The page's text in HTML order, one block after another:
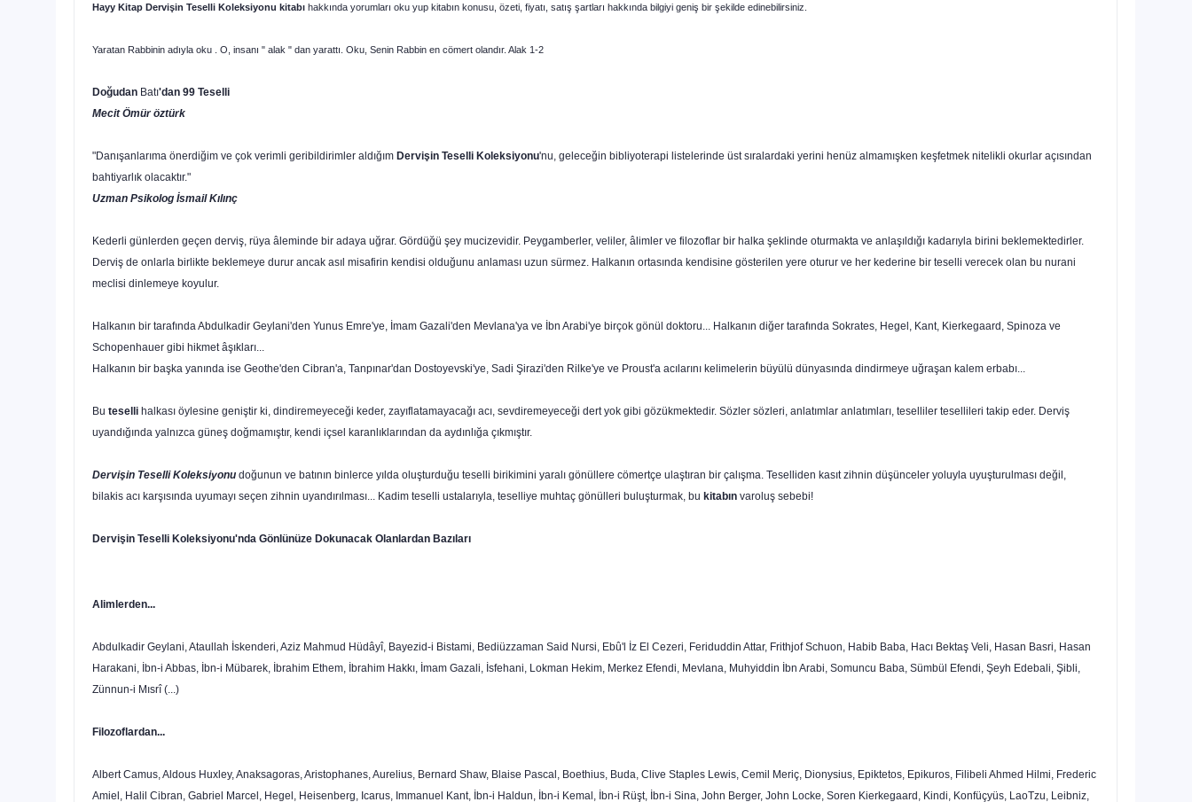
Hayy Kitap Dervişin Teselli Koleksiyonu kitabı hakkında yorumları oku yup kitabın konusu, özeti, fiyatı, satış şartları hakkında bilgiyi geniş bir şekilde edinebilirsiniz.
Yaratan Rabbinin adıyla oku . O, insanı " alak " dan yarattı. Oku, Senin Rabbin en cömert olandır. Alak 1-2
Doğudan Batı'dan 99 Teselli
Mecit Ömür öztürk
"Danışanlarıma önerdiğim ve çok verimli geribildirimler aldığım Dervişin Teselli Koleksiyonu'nu, geleceğin bibliyoterapi listelerinde üst sıralardaki yerini henüz almamışken keşfetmek nitelikli okurlar açısından
bahtiyarlık olacaktır."
Uzman Psikolog İsmail Kılınç
Kederli günlerden geçen derviş, rüya âleminde bir adaya uğrar. Gördüğü şey mucizevidir. Peygamberler, veliler, âlimler ve filozoflar bir halka şeklinde oturmakta ve anlaşıldığı kadarıyla birini beklemektedirler.
Derviş de onlarla birlikte beklemeye durur ancak asıl misafirin kendisi olduğunu anlaması uzun sürmez. Halkanın ortasında kendisine gösterilen yere oturur ve her kederine bir teselli verecek olan bu nurani
meclisi dinlemeye koyulur.
Halkanın bir tarafında Abdulkadir Geylani'den Yunus Emre'ye, İmam Gazali'den Mevlana'ya ve İbn Arabi'ye birçok gönül doktoru... Halkanın diğer tarafında Sokrates, Hegel, Kant, Kierkegaard, Spinoza ve
Schopenhauer gibi hikmet âşıkları...
Halkanın bir başka yanında ise Geothe'den Cibran'a, Tanpınar'dan Dostoyevski'ye, Sadi Şirazi'den Rilke'ye ve Proust'a acılarını kelimelerin büyülü dünyasında dindirmeye uğraşan kalem erbabı...
Bu teselli halkası öylesine geniştir ki, dindiremeyeceği keder, zayıflatamayacağı acı, sevdiremeyeceği dert yok gibi gözükmektedir. Sözler sözleri, anlatımlar anlatımları, teselliler tesellileri takip eder. Derviş
uyandığında yalnızca güneş doğmamıştır, kendi içsel karanlıklarından da aydınlığa çıkmıştır.
Dervişin Teselli Koleksiyonu doğunun ve batının binlerce yılda oluşturduğu teselli birikimini yaralı gönüllere cömertçe ulaştıran bir çalışma. Teselliden kasıt zihnin düşünceler yoluyla uyuşturulması değil,
bilakis acı karşısında uyumayı seçen zihnin uyandırılması... Kadim teselli ustalarıyla, teselliye muhtaç gönülleri buluşturmak, bu kitabın varoluş sebebi!
Dervişin Teselli Koleksiyonu'nda Gönlünüze Dokunacak Olanlardan Bazıları
Alimlerden...
Abdulkadir Geylani, Ataullah İskenderi, Aziz Mahmud Hüdâyî, Bayezid-i Bistami, Bediüzzaman Said Nursi, Ebû'l İz El Cezeri, Feriduddin Attar, Frithjof Schuon, Habib Baba, Hacı Bektaş Veli, Hasan Basri, Hasan
Harakani, İbn-i Abbas, İbn-i Mübarek, İbrahim Ethem, İbrahim Hakkı, İmam Gazali, İsfehani, Lokman Hekim, Merkez Efendi, Mevlana, Muhyiddin İbn Arabi, Somuncu Baba, Sümbül Efendi, Şeyh Edebali, Şibli,
Zünnun-i Mısrî (...)
Filozoflardan...
Albert Camus, Aldous Huxley, Anaksagoras, Aristophanes, Aurelius, Bernard Shaw, Blaise Pascal, Boethius, Buda, Clive Staples Lewis, Cemil Meriç, Dionysius, Epiktetos, Epikuros, Filibeli Ahmed Hilmi, Frederic
Amiel, Halil Cibran, Gabriel Marcel, Hegel, Heisenberg, Icarus, Immanuel Kant, İbn-i Haldun, İbn-i Kemal, İbn-i Rüşt, İbn-i Sina, John Berger, John Locke, Soren Kierkegaard, Kindi, Konfüçyüs, LaoTzu, Leibniz,